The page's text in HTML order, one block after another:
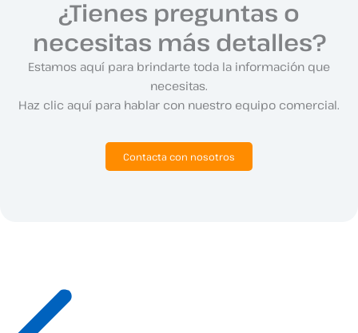
¿Tienes preguntas o
necesitas más detalles?
Estamos aquí para brindarte toda la información que
necesitas.
Haz clic aquí para hablar con nuestro equipo comercial.
Contacta con nosotros